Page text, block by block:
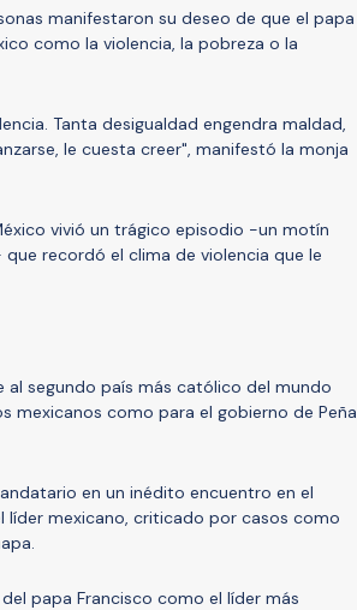
manifestaron su deseo de que el papa
como la violencia, la pobreza o la
Tanta desigualdad engendra maldad,
le cuesta creer", manifestó la monja
vivió un trágico episodio -un motín
recordó el clima de violencia que le
segundo país más católico del mundo
mexicanos como para el gobierno de Peña
en un inédito encuentro en el
líder mexicano, criticado por casos como
papa Francisco como el líder más